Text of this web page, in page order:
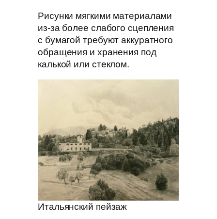
Рисунки мягкими материалами
из-за более слабого сцепления
с бумагой требуют аккуратного
обращения и хранения под
калькой или стеклом.
Итальянский пейзаж